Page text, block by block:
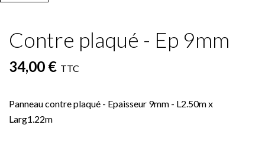
Contre plaqué - Ep 9mm
34,00 € TTC
Panneau contre plaqué - Epaisseur 9mm - L2.50m x
Larg1.22m